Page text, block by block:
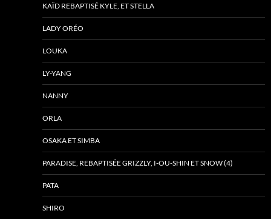
KAÏD REBAPTISÉ KYLE, ET STELLA
LADY ORÉO
LOUKA
LY-YANG
NANNY
ORLA
OSAKA ET SIMBA
PARADISE, REBAPTISÉE GRIZZLY, I-OU-SHIN ET SNOW (4)
PATA
SHIRO